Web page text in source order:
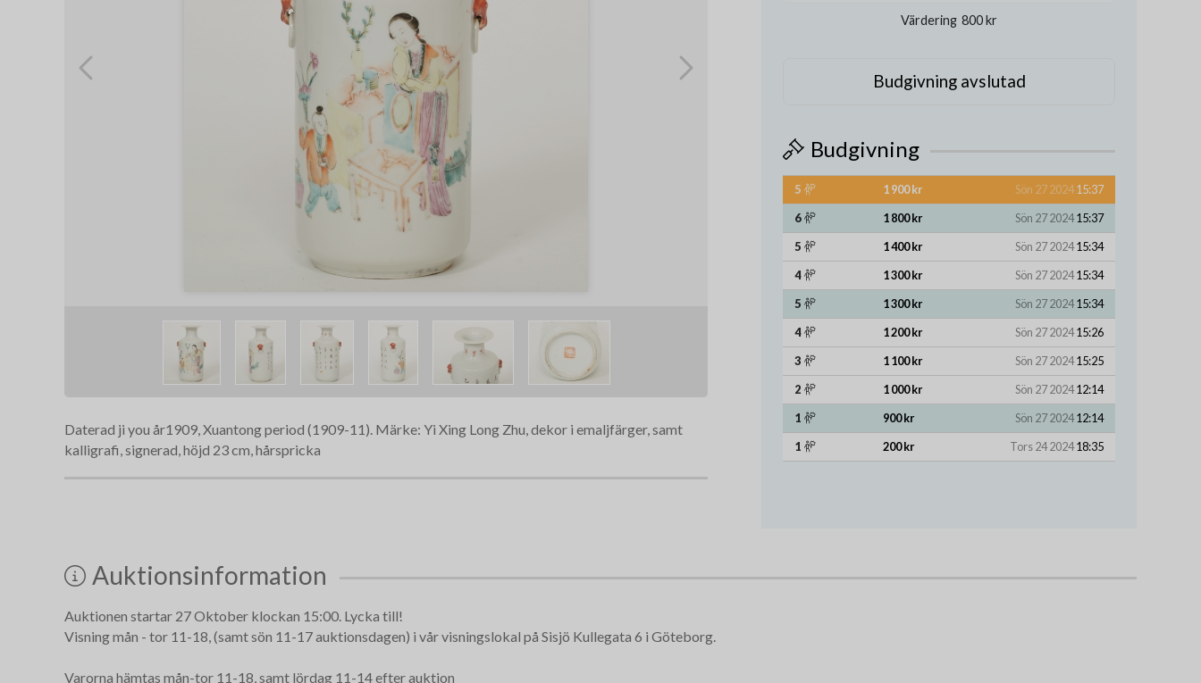
Daterad ji you år1909, Xuantong period (1909-11). Märke: Yi Xing Long Zhu, dekor i emaljfärger, samt
kalligrafi, signerad, höjd 23 cm, hårspricka
Värdering 800 kr
Budgivning avslutad
Budgivning
5 1 900 kr Sön 27 202415:37
6
1 800 kr Sön 27 202415:37
5
1 400 kr Sön 27 202415:34
4
1 300 kr Sön 27 202415:34
5
1 300 kr Sön 27 202415:34
4
1 200 kr Sön 27 202415:26
3
1 100 kr Sön 27 202415:25
2
1 000 kr Sön 27 202412:14
1
900 kr Sön 27 202412:14
1
200 kr Tors 24 202418:35
Auktionsinformation
Auktionen startar 27 Oktober klockan 15:00. Lycka till!
Visning mån - tor 11-18, (samt sön 11-17 auktionsdagen) i vår visningslokal på Sisjö Kullegata 6 i Göteborg.
Varorna hämtas mån-tor 11-18, samt lördag 11-14 efter auktion